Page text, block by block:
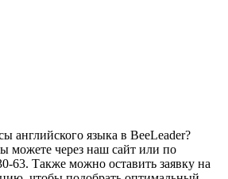
английского языка в BeeLeader?
можете через наш сайт или по
63. Также можно оставить заявку на